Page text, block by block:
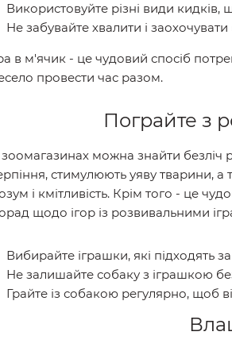
Використовуйте різні види
Не забувайте хвалити і
в м'ячик - це чудовий спосіб
провести час разом.
Пограйте з
можна знайти безліч
стимулюють уяву тварини,
і кмітливість. Крім того - це
щодо ігор із розвивальними
Вибирайте іграшки, які підходять
Не залишайте собаку з іграшкою
Грайте із собакою регулярно, щоб